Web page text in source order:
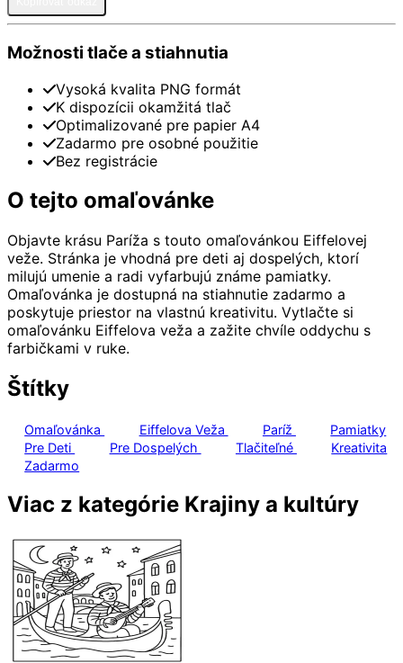
Možnosti tlače a stiahnutia
Vysoká kvalita PNG formát
K dispozícii okamžitá tlač
Optimalizované pre papier A4
Zadarmo pre osobné použitie
Bez registrácie
O tejto omaľovánke
Objavte krásu Paríža s touto omaľovánkou Eiffelovej
veže. Stránka je vhodná pre deti aj dospelých, ktorí
milujú umenie a radi vyfarbujú známe pamiatky.
Omaľovánka je dostupná na stiahnutie zadarmo a
poskytuje priestor na vlastnú kreativitu. Vytlačte si
omaľovánku Eiffelova veža a zažite chvíle oddychu s
farbičkami v ruke.
Štítky
Omaľovánka Eiffelova Veža Paríž
Pamiatky
Pre Deti
Pre Dospelých Tlačiteľné
Kreativita
Zadarmo
Viac z kategórie Krajiny a kultúry